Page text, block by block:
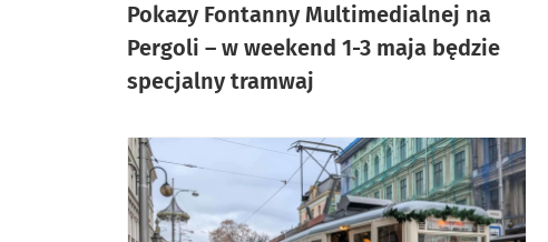
Pokazy Fontanny Multimedialnej na
Pergoli – w weekend 1-3 maja będzie
specjalny tramwaj